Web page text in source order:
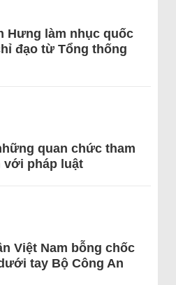
Hưng làm nhục quốc
đạo từ Tổng thống
quan chức tham
với pháp luật
Việt Nam bỗng chốc
tay Bộ Công An